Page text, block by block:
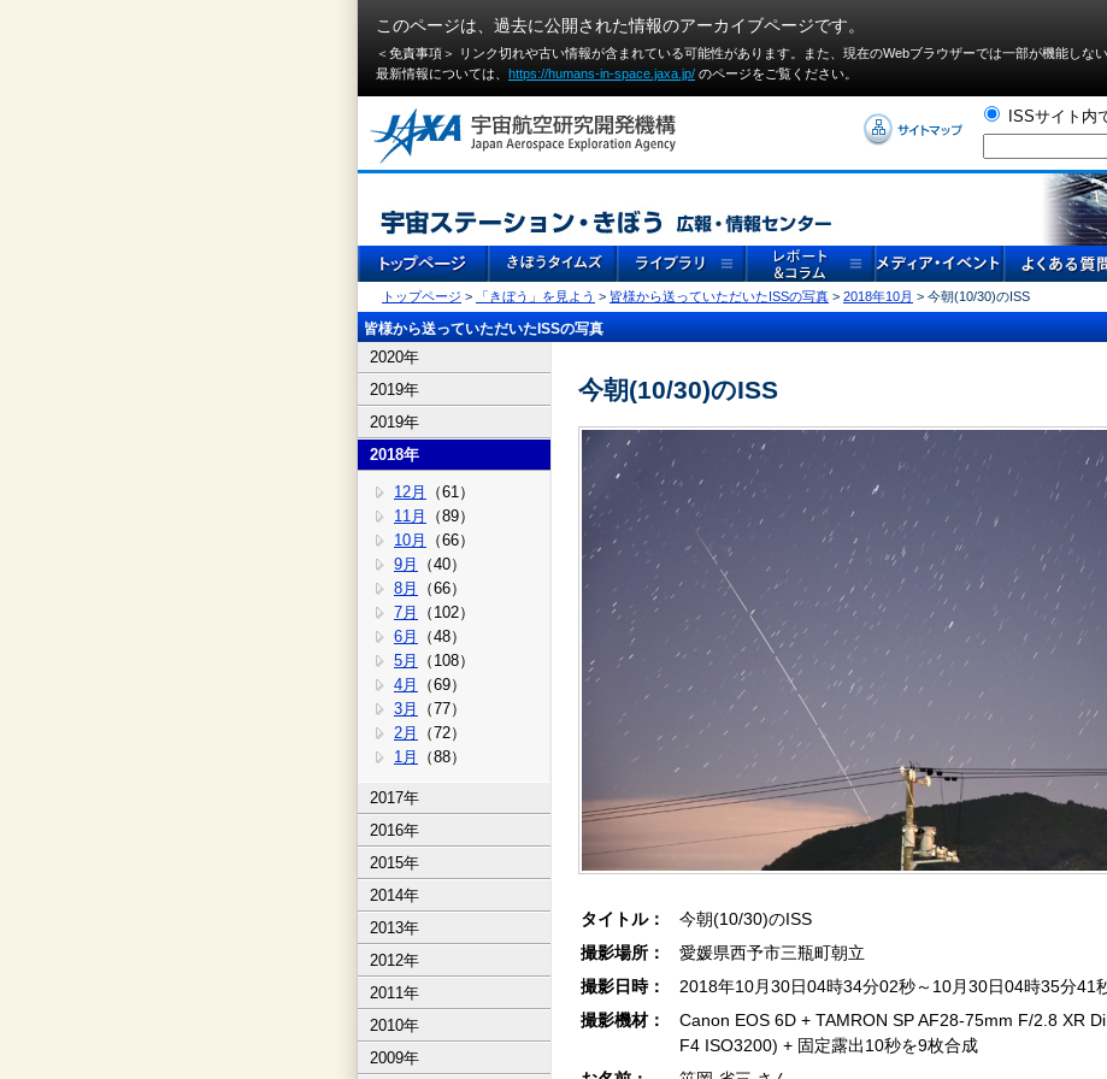
このページは、過去に公開された情報のアーカイブページです。
＜免責事項＞ リンク切れや古い情報が含まれている可能性があります。また、現在のWebブラウザーでは⼀部が機能しな
最新情報については、 https://humans-in-space.jaxa.jp/ のページをご覧ください。
ISSサイト内
トップページ > 「きぼう」を見よう > 皆様から送っていただいたISSの写真 > 2018年10月 > 今朝(10/30)のISS
皆様から送っていただいたISSの写真
2020年
2019年
2019年
2018年
12月
（61）
11月
（89）
10月
（66）
9月
（40）
8月
（66）
7月
（102）
6月
（48）
5月
（108）
4月
（69）
3月
（77）
2月
（72）
1月
（88）
2017年
2016年
2015年
2014年
2013年
2012年
2011年
2010年
2009年
今朝(10/30)のISS
タイトル：
今朝(10/30)のISS
撮影場所：
愛媛県西予市三瓶町朝立
撮影日時：
2018年10月30日04時34分02秒～10月30日04時35分41
撮影機材：
Canon EOS 6D + TAMRON SP AF28-75mm F/2.8 XR
F4 ISO3200) + 固定露出10秒を9枚合成